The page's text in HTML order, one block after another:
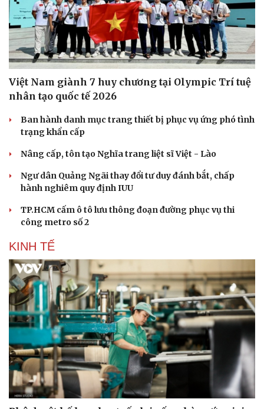
Sức khỏe
Dinh dưỡng - món ngon
Cây thuốc
Sản phụ khoa
Nhi khoa
Làm đẹp - giảm cân
Phòng mạch online
Đời sống
Nhà đẹp
Blog
Tình yêu - Gia đình
Việt Nam giành 7 huy chương tại Olympic Trí tuệ
nhân tạo quốc tế 2026
Ban hành danh mục trang thiết bị phục vụ ứng phó tình
trạng khẩn cấp
Nâng cấp, tôn tạo Nghĩa trang liệt sĩ Việt - Lào
Ngư dân Quảng Ngãi thay đổi tư duy đánh bắt, chấp
hành nghiêm quy định IUU
TP.HCM cấm ô tô lưu thông đoạn đường phục vụ thi
công metro số 2
KINH TẾ